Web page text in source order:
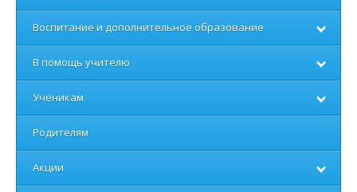
Воспитание и дополнительное образование
В помощь учителю
Ученикам
Родителям
Акции